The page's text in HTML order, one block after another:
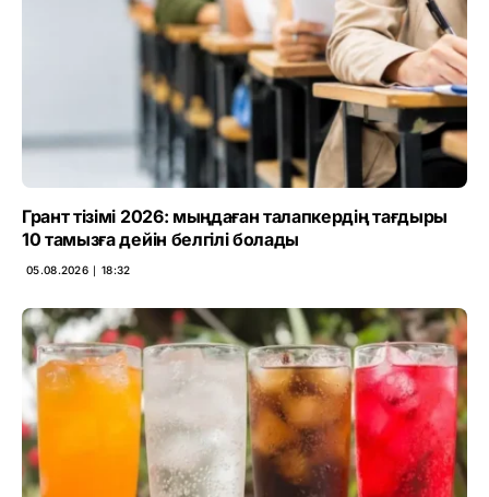
Грант тізімі 2026: мыңдаған талапкердің тағдыры
10 тамызға дейін белгілі болады
05.08.2026 ∣ 18:32